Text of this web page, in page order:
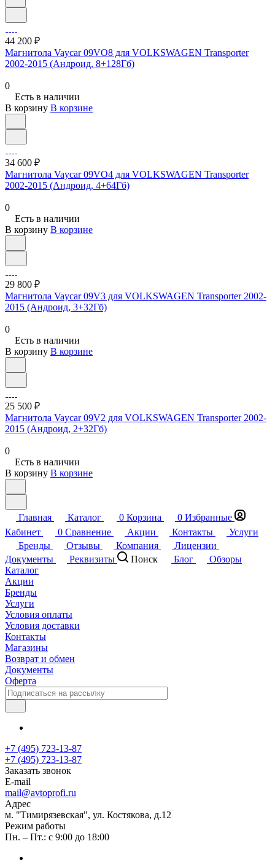
44 200 ₽
Магнитола Vaycar 09VO8 для VOLKSWAGEN Transporter
2002-2015 (Андроид, 8+128Гб)
0
Есть в наличии
В корзину В корзине
34 600 ₽
Магнитола Vaycar 09VO4 для VOLKSWAGEN Transporter
2002-2015 (Андроид, 4+64Гб)
0
Есть в наличии
В корзину В корзине
29 800 ₽
Магнитола Vaycar 09V3 для VOLKSWAGEN Transporter 2002-
2015 (Андроид, 3+32Гб)
0
Есть в наличии
В корзину В корзине
25 500 ₽
Магнитола Vaycar 09V2 для VOLKSWAGEN Transporter 2002-
2015 (Андроид, 2+32Гб)
0
Есть в наличии
В корзину В корзине
Главная Каталог 0 Корзина 0 Избранные
Кабинет
0 Сравнение Акции Контакты
Услуги
Бренды
Отзывы Компания
Лицензии
Документы
Реквизиты Поиск Блог
Обзоры
Каталог
Акции
Бренды
Услуги
Условия оплаты
Условия доставки
Контакты
Магазины
Возврат и обмен
Документы
Оферта
+7 (495) 723-13-87
+7 (495) 723-13-87
Заказать звонок
E-mail
mail@avtoprofi.ru
Адрес
м. "Тимирязевская", ул. Костякова, д.12
Режим работы
Пн. – Пт.: с 9:00 до 18:00